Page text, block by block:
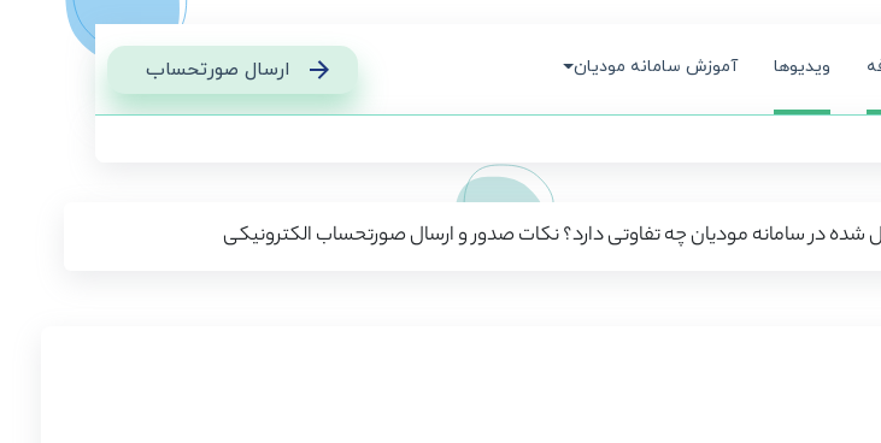
ارسال صورتحساب ویدیوها آموزش سامانه مودیان
در سامانه مودیان چه تفاوتی دارد؟ نکات صدور و ارسال صورتحساب الکترونیکی